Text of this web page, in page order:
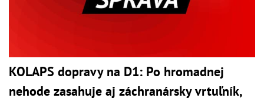
KOLAPS dopravy na D1: Po hromadnej
nehode zasahuje aj záchranársky vrtuľník,